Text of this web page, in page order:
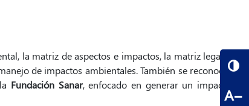
A
la matriz de aspectos e impactos, la matriz legal y
de impactos ambientales. También se reconoció
Fundación Sanar, enfocado en generar un impacto